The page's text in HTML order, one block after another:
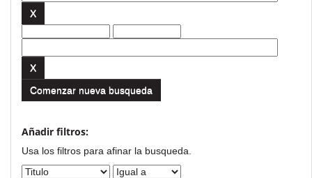
Comenzar nueva busqueda
Añadir filtros:
Usa los filtros para afinar la busqueda.